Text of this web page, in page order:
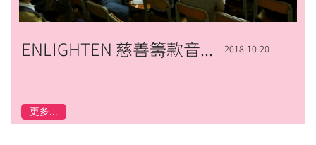
ENLIGHTEN 慈善籌款音樂會 2018-10-20
更多...